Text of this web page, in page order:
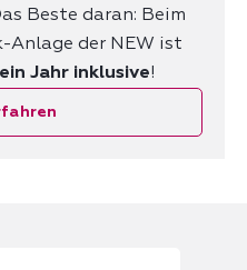
Beste daran: Beim
Anlage der NEW ist
Jahr inklusive!